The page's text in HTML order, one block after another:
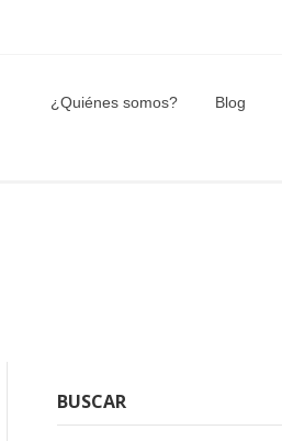
¿Quiénes somos? Blog
BUSCAR